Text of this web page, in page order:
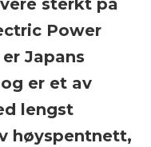
sterkt på
Power
Japans
er et av
lengst
høyspentnett,